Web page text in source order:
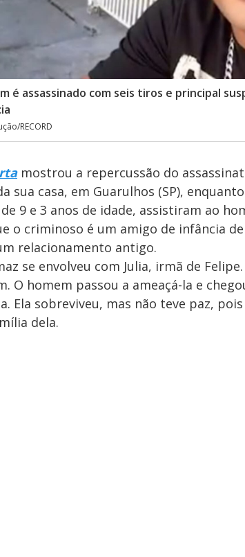
é assassinado com seis tiros e principal
RECORD
mostrou a repercussão do
sua casa, em Guarulhos (SP),
9 e 3 anos de idade, assistiram ao
o criminoso é um amigo de infância
relacionamento antigo.
se envolveu com Julia, irmã de
O homem passou a ameaçá-la e
Ela sobreviveu, mas não teve paz,
dela.